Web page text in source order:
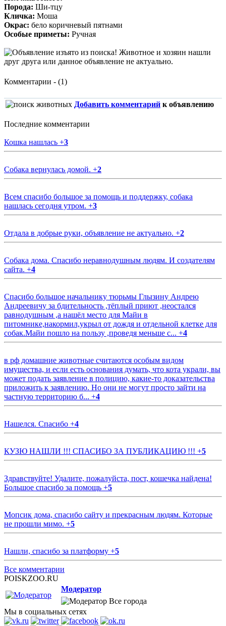
Порода: Ши-тцу
Кличка: Моша
Окрас: бело коричневый пятнами
Особые приметы: Ручная
Комментарии - (1)
Добавить комментарий к объявлению
Последние комментарии
Кошка нашлась +3
Собака вернулась домой. +2
Всем спасибо большое за помощь и поддержку, собака
нашлась сегодня утром. +3
Отдала в добрые руки, объявление не актуально. +2
Собака дома. Спасибо неравнодушным людям. И создателям
сайта. +4
Спасибо большое начальнику тюрьмы Глызину Андрею
Андреевичу за бдительность ,тёплый приют ,неостался
равнодушным ,а нашёл место для Майи в
питомнике,накормил,укрыл от дождя и отдельной клетке для
собак.Майи пошло на пользу ,проведя меньше с... +4
в рф домашние животные считаются особым видом
имущества, и если есть основания думать, что кота украли, вы
может подать заявление в полицию, какие-то доказательства
приложить к заявлению. Но они не могут просто зайти на
частную территорию б... +4
Нашелся. Спасибо +4
КУЗЮ НАШЛИ !!! СПАСИБО ЗА ПУБЛИКАЦИЮ !!! +5
Здравствуйте! Удалите, пожалуйста, пост, кошечка найдена!
Большое спасибо за помощь +5
Мопсик дома, спасибо сайту и прекрасным людям. Которые
не прошли мимо. +5
Нашли, спасибо за платформу +5
Все комментарии
POISKZOO.RU
Модератор
Все города
Мы в социальных сетях